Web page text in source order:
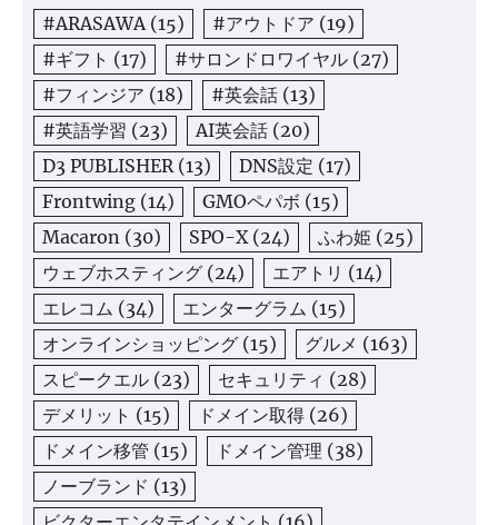
#ARASAWA (15) #アウトドア (19)
#ギフト (17) #サロンドロワイヤル (27)
#フィンジア (18) #英会話 (13)
#英語学習 (23) AI英会話 (20)
D3 PUBLISHER (13) DNS設定 (17)
Frontwing (14) GMOペパボ (15)
Macaron (30) SPO-X (24) ふわ姫 (25)
ウェブホスティング (24) エアトリ (14)
エレコム (34) エンターグラム (15)
オンラインショッピング (15) グルメ (163)
スピークエル (23) セキュリティ (28)
デメリット (15) ドメイン取得 (26)
ドメイン移管 (15) ドメイン管理 (38)
ノーブランド (13)